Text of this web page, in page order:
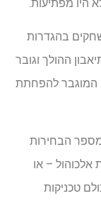
היו מפתיעות.
בהגדרות
ההולך וגובר
המוגבר להפחתת
מספר הבחירות
אלכוהול – או
טכניקות